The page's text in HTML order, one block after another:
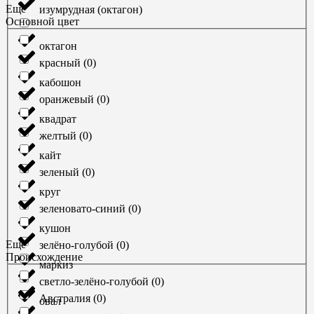
изумрудная (октагон)
октагон
кабошон
квадрат
кайт
круг
кушон
маркиз
овал
Ещё
Основной цвет
красный (0)
оранжевый (0)
желтый (0)
зеленый (0)
зеленовато-синий (0)
зелёно-голубой (0)
светло-зелёно-голубой (0)
Ещё
Происхождение
Австралия (0)